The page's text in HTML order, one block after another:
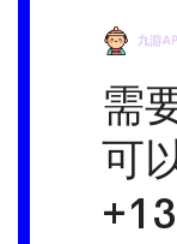
需
可